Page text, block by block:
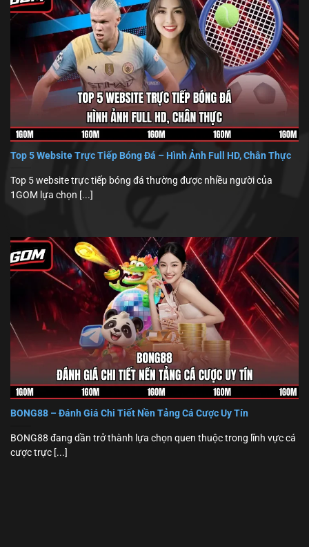
Top 5 Website Trực Tiếp Bóng Đá – Hình Ảnh Full HD, Chân Thực
Top 5 website trực tiếp bóng đá thường được nhiều người của
1GOM lựa chọn [...]
BONG88 – Đánh Giá Chi Tiết Nền Tảng Cá Cược Uy Tín
BONG88 đang dần trở thành lựa chọn quen thuộc trong lĩnh vực cá
cược trực [...]